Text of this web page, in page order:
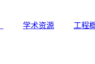
学术资源
工程